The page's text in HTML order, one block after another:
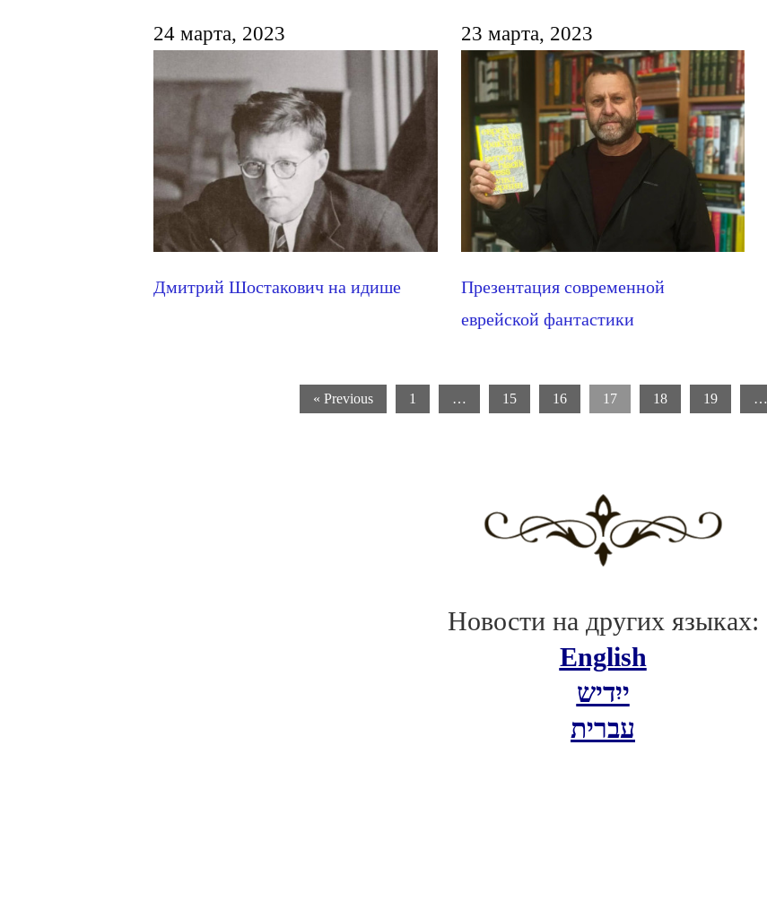
24 марта, 2023
Дмитрий Шостакович на идише
23 марта, 2023
Презентация современной
еврейской фантастики
« Previous 1 … 15 16 17 18 19 …
Новости на других языках:
English
ייִדיש
עברית